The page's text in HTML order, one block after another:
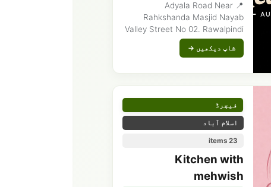
📍 Adyala Road Near
Rahkshanda Masjid Nayab
Valley Street No 02. Rawalpindi
شاپ دیکھیں →
فیچرڈ
اسلام آباد
23 items
Kitchen with
mehwish